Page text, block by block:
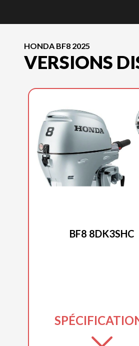
HONDA BF8 2025
VERSIONS
BF8 8DK3SHC